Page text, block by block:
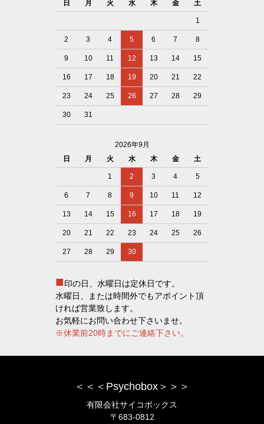
日
月 火 水 木 金 土
1
2 3 4 5 6 7 8
9 10 11 12 13 14 15
16 17 18 19 20 21 22
23 24 25 26 27 28 29
30 31
2026年9月
日
月 火 水 木 金 土
1 2 3 4 5
6 7 8 9 10 11 12
13 14 15 16 17 18 19
20 21 22 23 24 25 26
27 28 29 30
■印の日、水曜日は定休日です。
水曜日、または時間外でもアポイント頂
ければ営業致します。
お気軽にお問い合わせ下さいませ。
※休業前20時までにご連絡下さい。
＜＜＜Psychobox＞＞＞
有限会社サイコボックス
〒683-0812